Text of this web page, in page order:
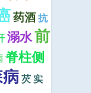
药酒抗
溺水前
脊柱侧
芡 实